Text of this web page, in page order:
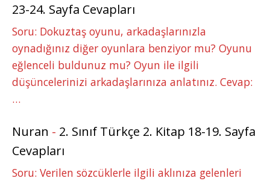
23-24. Sayfa Cevapları
Soru: Dokuztaş oyunu, arkadaşlarınızla
oynadığınız diğer oyunlara benziyor mu? Oyunu
eğlenceli buldunuz mu? Oyun ile ilgili
düşüncelerinizi arkadaşlarınıza anlatınız. Cevap:
…
Nuran - 2. Sınıf Türkçe 2. Kitap 18-19. Sayfa
Cevapları
Soru: Verilen sözcüklerle ilgili aklınıza gelenleri